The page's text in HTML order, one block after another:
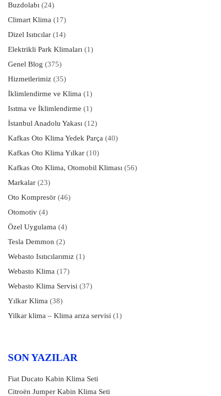
Buzdolabı (24)
Climart Klima (17)
Dizel Isıtıcılar(14)
Elektrikli Park Klimaları (1)
Genel Blog (375)
Hizmetlerimiz(35)
İklimlendirme ve Klima (1)
Isıtma ve İklimlendirme (1)
İstanbul Anadolu Yakası (12)
Kafkas Oto Klima Yedek Parça (40)
Kafkas Oto Klima Yılkar(10)
Kafkas Oto Klima, Otomobil Kliması (56)
Markalar(23)
Oto Kompresör(46)
Otomotiv(4)
Özel Uygulama (4)
Tesla Demmon (2)
Webasto Isıtıcılarımız(1)
Webasto Klima (17)
Webasto Klima Servisi (37)
Yılkar Klima (38)
Yilkar klima – Klima arıza servisi (1)
SON YAZILAR
Fiat Ducato Kabin Klima Seti
Citroën Jumper Kabin Klima Seti